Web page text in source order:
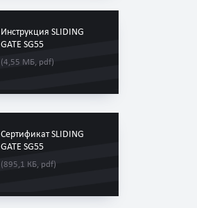
Инструкция SLIDING
GATE SG55
(4,55 МБ, pdf)
Сертификат SLIDING
GATE SG55
(895,1 КБ, pdf)